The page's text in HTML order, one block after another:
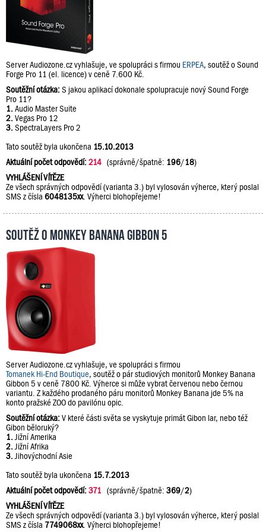
Server Audiozone.cz vyhlašuje, ve spolupráci s firmou ERPEA, soutěž o Sound
Forge Pro 11 (el. licence) v ceně 7.600 Kč.
Soutěžní otázka:S jakou aplikací dokonale spolupracuje nový Sound Forge
Pro 11?
1.Audio Master Suite
2.Vegas Pro 12
3.SpectraLayers Pro 2
Tato soutěž byla ukončena 15.10.2013
Aktuální počet odpovědí:214 (správně/špatně: 196/18)
VYHLÁŠENÍ VÍTĚZE
Ze všech správných odpovědí (varianta 3.) byl vylosován výherce, který poslal
SMS z čísla 6048135xx. Výherci blohopřejeme!
Soutěž o Monkey Banana Gibbon 5
Server Audiozone.cz vyhlašuje, ve spolupráci s firmou
Tomanek Hi-End Boutique, soutěž o pár studiových monitorů Monkey Banana
Gibbon 5 v ceně 7800 Kč. Výherce si může vybrat červenou nebo černou
variantu. Z každého prodaného páru monitorů Monkey Banana jde 5% na
konto pražské ZOO do pavilónu opic.
Soutěžní otázka:V které části světa se vyskytuje primát Gibon lar, nebo též
Gibon běloruký?
1. Jižní Amerika
2. Jižní Afrika
3. Jihovýchodní Asie
Tato soutěž byla ukončena 15.7.2013
Aktuální počet odpovědí:371 (správně/špatně: 369/2)
VYHLÁŠENÍ VÍTĚZE
Ze všech správných odpovědí (varianta 3.) byl vylosován výherce, který poslal
SMS z čísla 7749068xx. Výherci blohopřejeme!